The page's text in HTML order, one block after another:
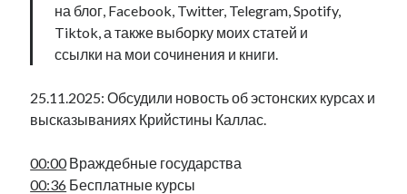
radio narva takinada андрус ансип
ансиппиада видео
в поисках здравого смысла выборы высказывание
евросоюз интервью история кабинетные истории
катри райк кая каллас
нацменьшинства образование
на блог, Facebook, Twitter, Telegram, Spotify,
Tiktok, а также выборку моих статей и
ссылки на мои сочинения и книги.
25.11.2025: Обсудили новость об эстонских курсах и
высказываниях Крийстины Каллас.
00:00Враждебные государства
00:36 Бесплатные курсы